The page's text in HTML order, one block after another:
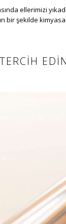
ellerimizi
bir şekilde
EDIN